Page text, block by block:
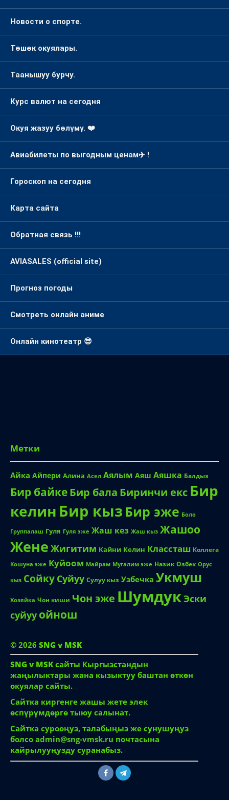
Новости о спорте.
Төшөк окуялары.
Таанышуу бурчу.
Курс валют на сегодня
Окуя жазуу бөлүмү. ❤️
Авиабилеты по выгодным ценам✈️ !
Гороскоп на сегодня
Карта сайта
Обратная связь !!!
AVIASALES (official site)
Прогноз погоды
Смотреть онлайн аниме
Онлайн кинотеатр 😎
Метки
Айка Айпери Алина Асел Аялым Аяш Аяшка Балдыз
Бир байкеБир бала Биринчи екс Бир
келин Бир кыз Бир эже Боло
Группалаш Гуля Гуля эже Жаш кез Жаш кыз Жашоо
Жене Жигитим Кайни Келин Классташ Коллега
Кошуна эже Куйоом Майрам Мугалим эже Назик Озбек Орус
кыз Сойку Суйуу Сулуу кыз Узбечка Укмуш
Хозяйка Чон киши Чон эже Шумдук Эски
суйуу ойнош
© 2026 SNG v MSK
SNG v MSK сайты Кыргызстандын
жаңылыктары жана кызыктуу баштан өткөн
окуялар сайты.
Сайтка киргенге жашы жете элек
өспүрүмдөргө тыюу салынат.
Сайтка сурооңуз, талабыңыз же сунушуңуз
болсо admin@sng-vmsk.ru почтасына
кайрылууңузду суранабыз.